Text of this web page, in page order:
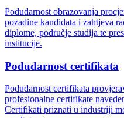
Podudarnost obrazovanja
pozadine kandidata i zahtjeva
diplome, područje studija te
institucije.
Podudarnost certifikata
Podudarnost certifikata
profesionalne certifikate
Certifikati priznati u industriji